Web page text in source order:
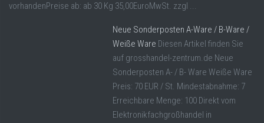
vorhandenPreise ab: ab 30 Kg 35,00EuroMwSt. zzgl ...
Neue Sonderposten A-Ware / B-Ware /
Weiße Ware Diesen Artikel finden Sie
auf grosshandel-zentrum.de Neue
Sonderposten A- / B- Ware Weiße Ware
Preis: 70 EUR / St. Mindestabnahme: 7
Erreichbare Menge: 100 Direkt vom
Elektronikfachgroßhandel in